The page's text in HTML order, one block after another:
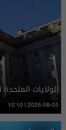
الولايات
10:10 | 2026-08-05